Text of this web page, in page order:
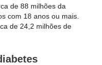
de 88 milhões da
com 18 anos ou mais.
de 24,2 milhões de